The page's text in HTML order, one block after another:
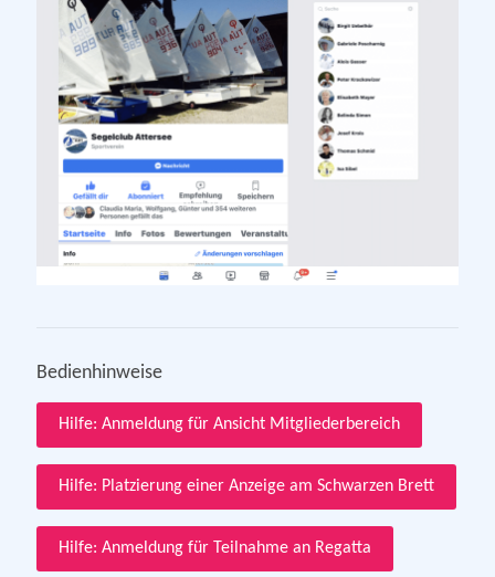
Bedienhinweise
Hilfe: Anmeldung für Ansicht Mitgliederbereich
Hilfe: Platzierung einer Anzeige am Schwarzen Brett
Hilfe: Anmeldung für Teilnahme an Regatta